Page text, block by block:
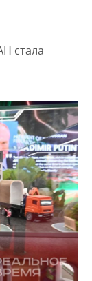
стала